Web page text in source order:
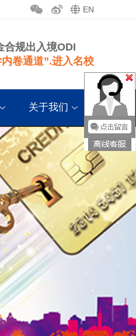
EN
合规出入境ODI
卷通道”.进入名校
关于我们